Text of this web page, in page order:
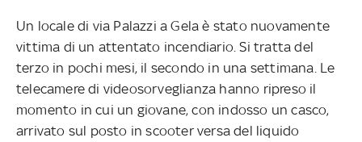
Un locale di via Palazzi a Gela è stato nuovamente
vittima di un attentato incendiario. Si tratta del
terzo in pochi mesi, il secondo in una settimana. Le
telecamere di videosorveglianza hanno ripreso il
momento in cui un giovane, con indosso un casco,
arrivato sul posto in scooter versa del liquido